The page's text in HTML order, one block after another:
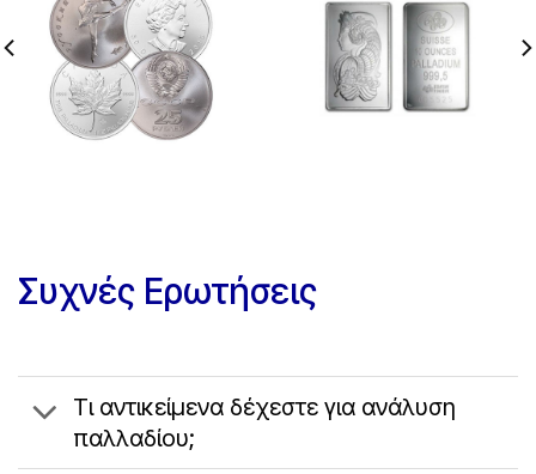
Συχνές Ερωτήσεις
Τι αντικείμενα δέχεστε για ανάλυση
παλλαδίου;